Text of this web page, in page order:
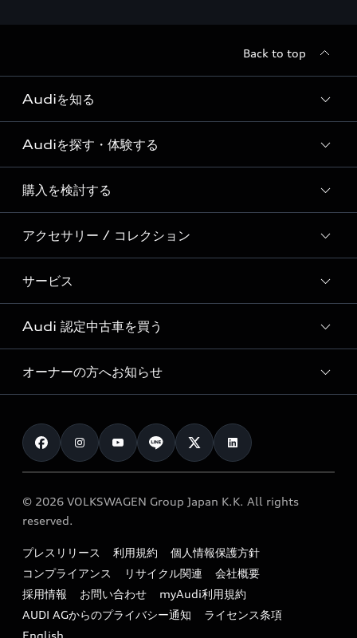
Back to top
Audiを知る
Audi ブランド
Story of Progress
Audi Sport
Formula 1®
デジタルサービス
Audiを探す・体験する
ディーラー検索
新車在庫検索
試乗車・展示車検索
見積り依頼
試乗予約
購入を検討する
モデル一覧
特別仕様モデル / 限定モデル
e-tronラインアップ
価格シミュレーション
車両比較
カタログ一覧
アクセサリー / コレクション
純正アクセサリー
オンラインショップ
Audi collection
アウディナビアプリ
サービス
サービス入庫予約
サービスプログラム
メンテナンス
車検 / 定期点検
e-tronアフターサポート
myAudi
Audi 認定中古車を買う
Audi認定中古車
クオリティ
保証
メンテナンス
ファイナンス
キャンペーン / イベント
買取査定
オーナーの方へお知らせ
お知らせ
オーナー様向けキャンペーン
特定整備適用車一覧
リサイクル法
よくある質問（FAQ）
© 2026 VOLKSWAGEN Group Japan K.K. All rights
reserved.
プレスリリース 利用規約
個人情報保護方針
コンプライアンス
リサイクル関連
会社概要
採用情報
お問い合わせ
myAudi利用規約
AUDI AGからのプライバシー通知
ライセンス条項
English